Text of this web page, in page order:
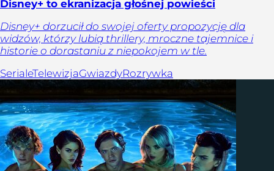
Disney+ to ekranizacja głośnej powieści
Disney+ dorzucił do swojej oferty propozycję dla
widzów, którzy lubią thrillery, mroczne tajemnice i
historie o dorastaniu z niepokojem w tle.
SerialeTelewizjaGwiazdyRozrywka